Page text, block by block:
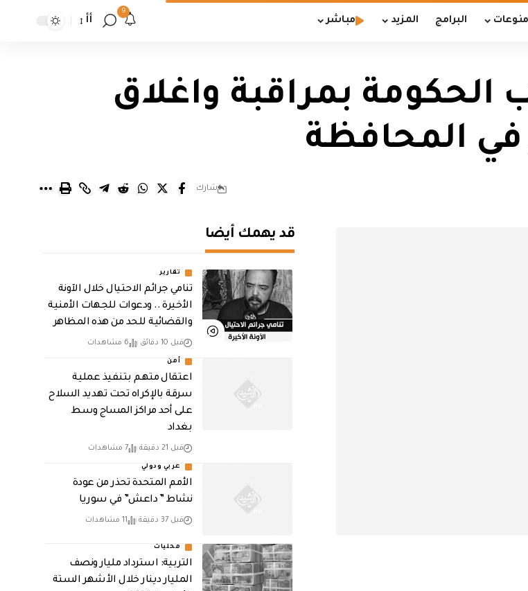
منوعات البرامج المزيد مباشر
9
أأ
الحكومة بمراقبة واغلاق
في المحافظة
شارك
قد يهمك أيضا
تقارير
تنامي جرائم الاحتيال خلال الآونة
الأخيرة .. ودعوات للجهات الأمنية
والقضائية للحد من هذه المظاهر
قبل 10 دقائق 6 مشاهدات
أمن
اعتقال متهم بتنفيذ عملية
سرقة بالإكراه تحت تهديد السلاح
على أحد مراكز المساج وسط
بغداد
قبل 21 دقيقة 7 مشاهدات
عربي ودولي
الأمم المتحدة تحذر من عودة
نشاط ” داعش” في سوريا
قبل 37 دقيقة 11 مشاهدات
محليات
التربية: استرداد مليار ونصف
المليار دينار خلال الأشهر الستة